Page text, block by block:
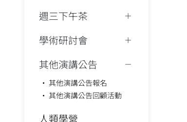
週三下午茶
學術研討會
其他演講公告
其他演講公告報名
其他演講公告回顧活動
人類學營